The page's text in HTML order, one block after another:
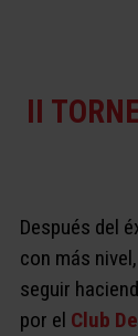
II
Después del
con más
seguir
por el Club